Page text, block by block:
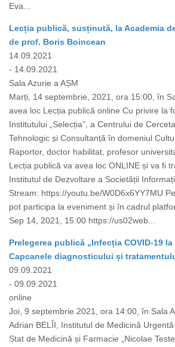
Eva...
Lecția publică, susținută, la Academia
de prof. Boris Boincean
14.09.2021
- 14.09.2021
Sala Azurie a AȘM
Marți, 14 septembrie, 2021, ora 15:00, în
avea loc Lecția publică online Cu privire la
Institutului „Selecția”, a Centrului de
Tehnologic și Consultanță în domeniul
Raportor, doctor habilitat, profesor
Lecția publică va avea loc ONLINE și va fi
Institutul de Dezvoltare a Societății
Stream: https://youtu.be/W0D6x6YY7MU
pot participa la eveniment și în cadrul
Sep 14, 2021, 15:00 https://us02web...
Prelegerea publică „Infecția COVID-19
Capcanele diagnosticului și
09.09.2021
- 09.09.2021
online
Joi, 9 septembrie 2021, ora 14:00, în Sala
Adrian BELÎI, Institutul de Medicină
Stat de Medicină și Farmacie „Nicolae